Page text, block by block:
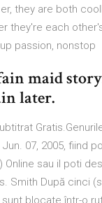
they are both
they're each
passion, nonstop
maid
later.
07, 2005, fiind
sau il poti
Smith După cinci
blocate într-o